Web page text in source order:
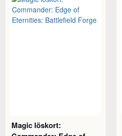
Magic löskort: